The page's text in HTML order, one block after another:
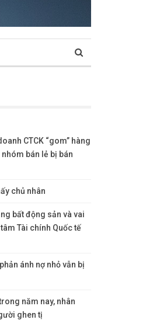
CTCK “gom” hàng
bán lẻ bị bán
chủ nhân
bất động sản và vai
Tài chính Quốc tế
ánh nợ nhỏ vẫn bị
năm nay, nhân
ghen tị